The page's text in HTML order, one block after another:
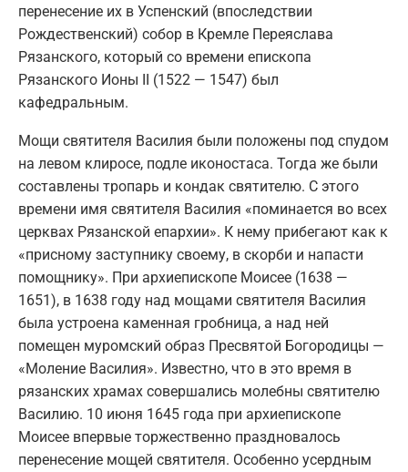
перенесение их в Успенский (впоследствии
Рождественский) собор в Кремле Переяслава
Рязанского, который со времени епископа
Рязанского Ионы II (1522 — 1547) был
кафедральным.
Мощи святителя Василия были положены под спудом
на левом клиросе, подле иконостаса. Тогда же были
составлены тропарь и кондак святителю. С этого
времени имя святителя Василия «поминается во всех
церквах Рязанской епархии». К нему прибегают как к
«присному заступнику своему, в скорби и напасти
помощнику». При архиепископе Моисее (1638 —
1651), в 1638 году над мощами святителя Василия
была устроена каменная гробница, а над ней
помещен муромский образ Пресвятой Богородицы —
«Моление Василия». Известно, что в это время в
рязанских храмах совершались молебны святителю
Василию. 10 июня 1645 года при архиепископе
Моисее впервые торжественно праздновалось
перенесение мощей святителя. Особенно усердным